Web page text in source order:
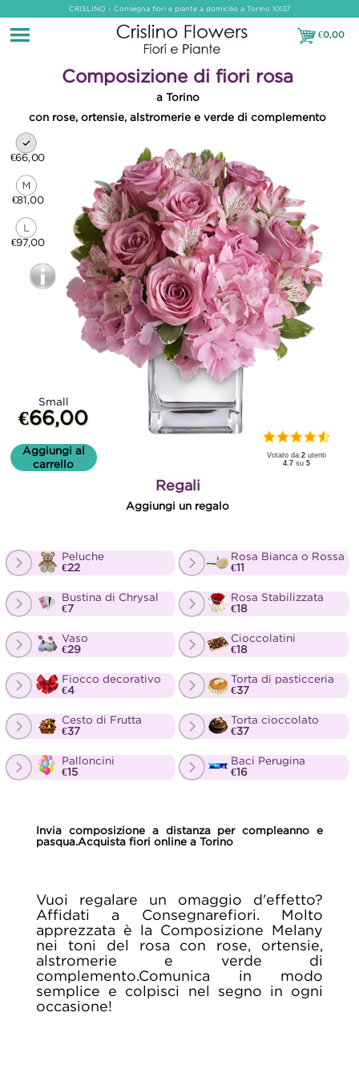
CRISLINO - Consegna fiori e piante a domicilio a Torino 10137
€0,00
€0,00
Composizione di fiori rosa
a Torino
con rose, ortensie, alstromerie e verde di complemento
€66,00
€81,00
€97,00
Small
€66,00
Aggiungi al
carrello
Votato da:2 utenti
4.7 su5
Regali
Aggiungi un regalo
Peluche
€22
Bustina di Chrysal
€7
Vaso
€29
Fiocco decorativo
€4
Cesto di Frutta
€37
Palloncini
€15
Rosa Bianca o Rossa
€11
Rosa Stabilizzata
€18
Cioccolatini
€18
Torta di pasticceria
€37
Torta cioccolato
€37
Baci Perugina
€16
Invia composizione a distanza per compleanno e
pasqua.Acquista fiori online a Torino
Vuoi regalare un omaggio d'effetto?
Affidati a Consegnarefiori. Molto
apprezzata è la Composizione Melany
nei toni del rosa con rose, ortensie,
alstromerie e verde di
complemento.Comunica in modo
semplice e colpisci nel segno in ogni
occasione!